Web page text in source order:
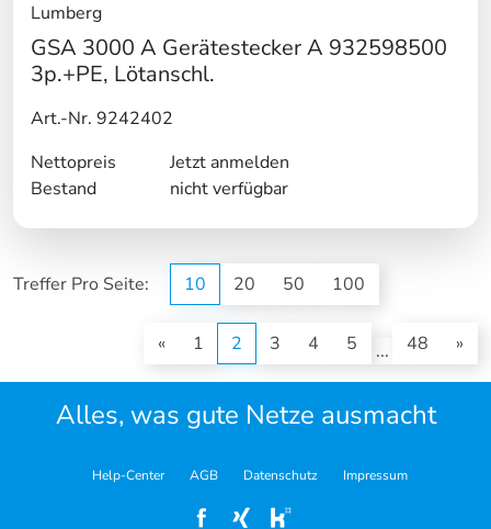
Lumberg
GSA 3000 A Gerätestecker A 932598500
3p.+PE, Lötanschl.
Art.-Nr. 9242402
Nettopreis
Jetzt anmelden
Bestand
nicht verfügbar
Treffer Pro Seite: 10 20 50 100
« 1 2 (current)
3 4 5 ... 48 »
Alles, was gute Netze ausmacht
Help-Center AGB Datenschutz Impressum